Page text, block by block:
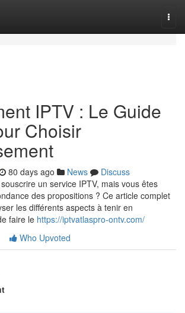
IPTV : Le Guide
Choisir
80 days ago News
Discuss
un service IPTV, mais vous êtes
des propositions ? Ce article complet
les différents aspects à tenir en
faire le https://iptvatlaspro-ontv.com/
Who Upvoted